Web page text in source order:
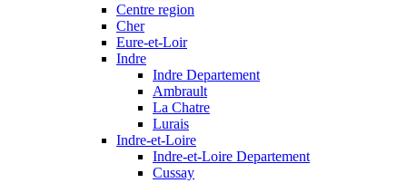
Centre region
Cher
Eure-et-Loir
Indre
Indre Departement
Ambrault
La Chatre
Lurais
Indre-et-Loire
Indre-et-Loire Departement
Cussay